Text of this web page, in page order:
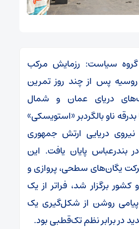
گروه سیاست: رزمایش مرکب
روسیه پس از چند روز تمرین
دریای عمان و شمال
ناو بالگردبر «استویسکی»
دریایی ارتش جمهوری
بندرعباس پایان یافت. این
یگان‌های سطحی، پروازی و
کشور برگزار شد، فراتر از یک
روشن از شکل‌گیری یک
در برابر نظم تک‌قطبی بود.